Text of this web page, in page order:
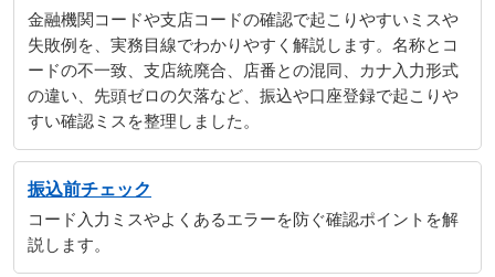
金融機関コードや支店コードの確認で起こりやすいミスや
失敗例を、実務目線でわかりやすく解説します。名称とコ
ードの不一致、支店統廃合、店番との混同、カナ入力形式
の違い、先頭ゼロの欠落など、振込や口座登録で起こりや
すい確認ミスを整理しました。
振込前チェック
コード入力ミスやよくあるエラーを防ぐ確認ポイントを解
説します。